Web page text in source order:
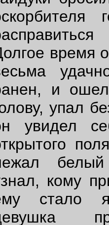
время
и
упал
увидел
кому
стало